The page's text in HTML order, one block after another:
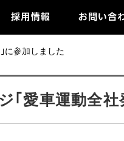
に参加しました
｢愛車運動全